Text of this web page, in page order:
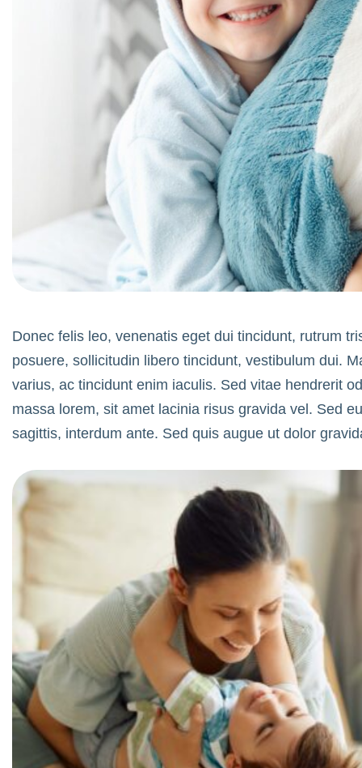
Donec felis leo, venenatis eget dui tincidunt, rutrum
posuere, sollicitudin libero tincidunt, vestibulum dui.
varius, ac tincidunt enim iaculis. Sed vitae hendrerit
massa lorem, sit amet lacinia risus gravida vel. Sed
sagittis, interdum ante. Sed quis augue ut dolor